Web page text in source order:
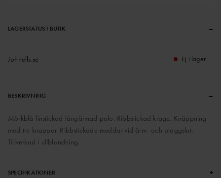
LAGERSTATUS I BUTIK –
Johnells.se Ej i lager
BESKRIVNING –
Mörkblå finstickad långärmad polo. Ribbstickad krage. Knäppning
med tre knappar. Ribbstickade muddar vid ärm- och plaggslut.
Tillverkad i ullblandning.
SPECIFIKATIONER +